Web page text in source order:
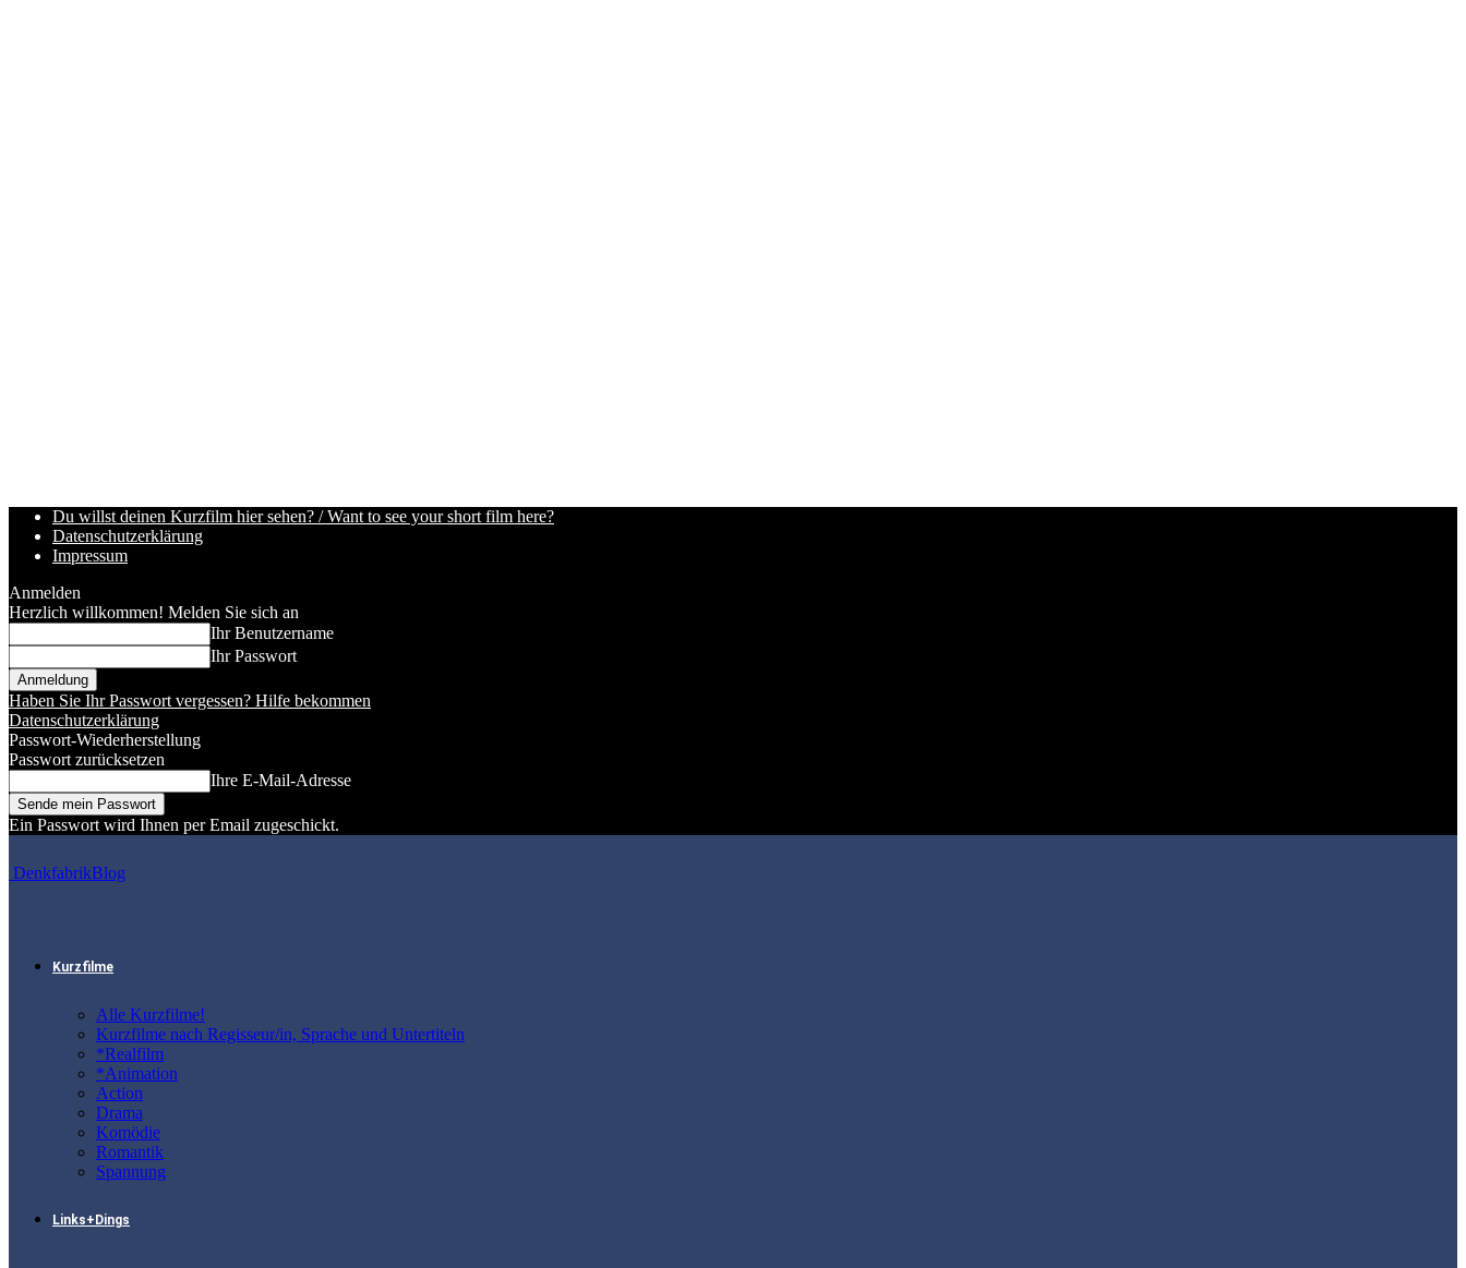
Du willst deinen Kurzfilm hier sehen? / Want to see your short film here?
Datenschutzerklärung
Impressum
Anmelden
Herzlich willkommen! Melden Sie sich an
Ihr Benutzername
Ihr Passwort
Haben Sie Ihr Passwort vergessen? Hilfe bekommen
Datenschutzerklärung
Passwort-Wiederherstellung
Passwort zurücksetzen
Ihre E-Mail-Adresse
Ein Passwort wird Ihnen per Email zugeschickt.
DenkfabrikBlog
Kurzfilme
Alle Kurzfilme!
Kurzfilme nach Regisseur/in, Sprache und Untertiteln
*Realfilm
*Animation
Action
Drama
Komödie
Romantik
Spannung
Links+Dings